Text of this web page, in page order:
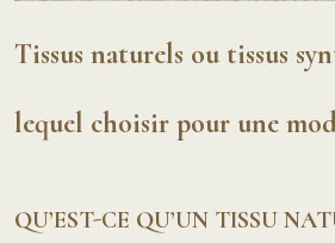
Tissus naturels ou tissus
lequel choisir pour une
QU’EST-CE QU’UN TISSU